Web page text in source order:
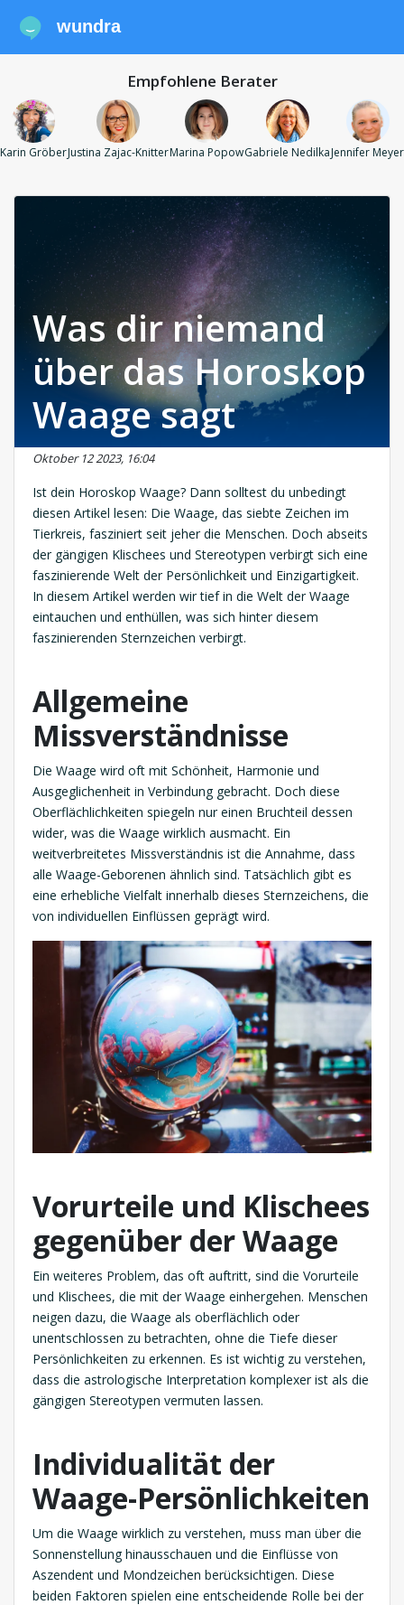
wundra
Empfohlene Berater
Karin GröberJustina Zajac-KnitterMarina PopowGabriele NedilkaJennifer Meyer
Was dir niemand
über das Horoskop
Waage sagt
Oktober 12 2023, 16:04
Ist dein Horoskop Waage? Dann solltest du unbedingt
diesen Artikel lesen: Die Waage, das siebte Zeichen im
Tierkreis, fasziniert seit jeher die Menschen. Doch abseits
der gängigen Klischees und Stereotypen verbirgt sich eine
faszinierende Welt der Persönlichkeit und Einzigartigkeit.
In diesem Artikel werden wir tief in die Welt der Waage
eintauchen und enthüllen, was sich hinter diesem
faszinierenden Sternzeichen verbirgt.
Allgemeine
Missverständnisse
Die Waage wird oft mit Schönheit, Harmonie und
Ausgeglichenheit in Verbindung gebracht. Doch diese
Oberflächlichkeiten spiegeln nur einen Bruchteil dessen
wider, was die Waage wirklich ausmacht. Ein
weitverbreitetes Missverständnis ist die Annahme, dass
alle Waage-Geborenen ähnlich sind. Tatsächlich gibt es
eine erhebliche Vielfalt innerhalb dieses Sternzeichens, die
von individuellen Einflüssen geprägt wird.
Vorurteile und Klischees
gegenüber der Waage
Ein weiteres Problem, das oft auftritt, sind die Vorurteile
und Klischees, die mit der Waage einhergehen. Menschen
neigen dazu, die Waage als oberflächlich oder
unentschlossen zu betrachten, ohne die Tiefe dieser
Persönlichkeiten zu erkennen. Es ist wichtig zu verstehen,
dass die astrologische Interpretation komplexer ist als die
gängigen Stereotypen vermuten lassen.
Individualität der
Waage-Persönlichkeiten
Um die Waage wirklich zu verstehen, muss man über die
Sonnenstellung hinausschauen und die Einflüsse von
Aszendent und Mondzeichen berücksichtigen. Diese
beiden Faktoren spielen eine entscheidende Rolle bei der